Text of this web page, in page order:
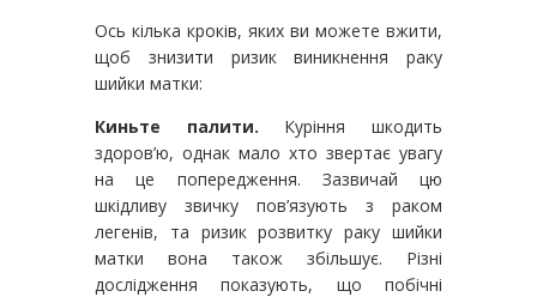
Ось кілька кроків, яких ви можете вжити,
щоб знизити ризик виникнення раку
шийки матки:
Киньте палити. Куріння шкодить
здоров’ю, однак мало хто звертає увагу
на це попередження. Зазвичай цю
шкідливу звичку пов’язують з раком
легенів, та ризик розвитку раку шийки
матки вона також збільшує. Різні
дослідження показують, що побічні